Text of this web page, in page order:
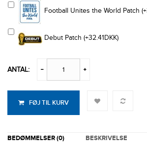
Football Unites the World Patch
Debut Patch (+32.41DKK)
ANTAL:
FØJ TIL KURV
BEDØMMELSER (0) BESKRIVELSE